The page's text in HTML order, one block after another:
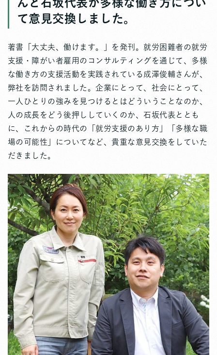
んと石坂代表が多様な働き方につい
て意見交換しました。
著書「大丈夫、働けます。」を発刊。就労困難者の就労
支援・障がい者雇用のコンサルティングを通じて、多様
な働き方の支援活動を実践されている成澤俊輔さんが、
弊社を訪問されました。企業にとって、社会にとって、
一人ひとりの強みを見つけるとはどういうことなのか、
人の成長をどう後押ししていくのか、石坂代表ととも
に、これからの時代の「就労支援のあり方」「多様な職
場の可能性」についてなど、貴重な意見交換をしていた
だきました。